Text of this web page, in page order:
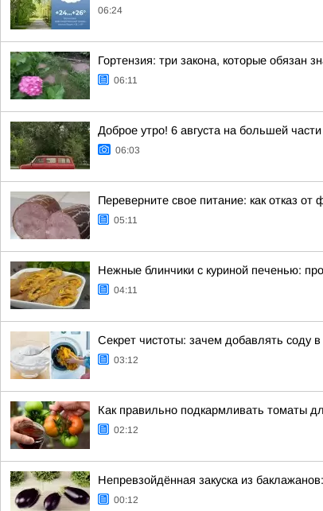
06:24
Гортензия: три закона, которые обязан
06:11
Доброе утро! 6 августа на большей
06:03
Переверните свое питание: как отказ от
05:11
Нежные блинчики с куриной печенью:
04:11
Секрет чистоты: зачем добавлять соду
03:12
Как правильно подкармливать томаты
02:12
Непревзойдённая закуска из
00:12